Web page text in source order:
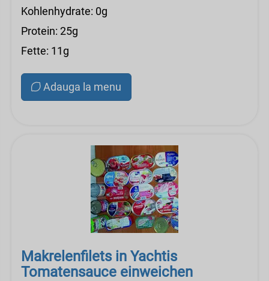
Kohlenhydrate: 0g
Protein: 25g
Fette: 11g
Adauga la menu
Makrelenfilets in Yachtis
Tomatensauce einweichen